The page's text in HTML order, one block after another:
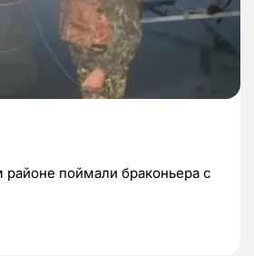
поймали браконьера с